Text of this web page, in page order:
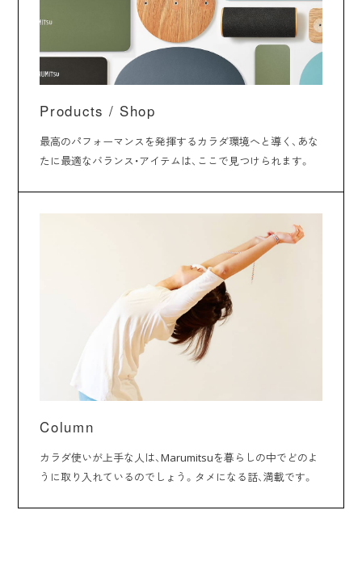
Products / Shop
最高のパフォーマンスを発揮するカラダ環境へと導く、あな
たに最適なバランス・アイテムは、ここで見つけられます。
Column
カラダ使いが上手な人は、Marumitsuを暮らしの中でどのよ
うに取り入れているのでしょう。タメになる話、満載です。